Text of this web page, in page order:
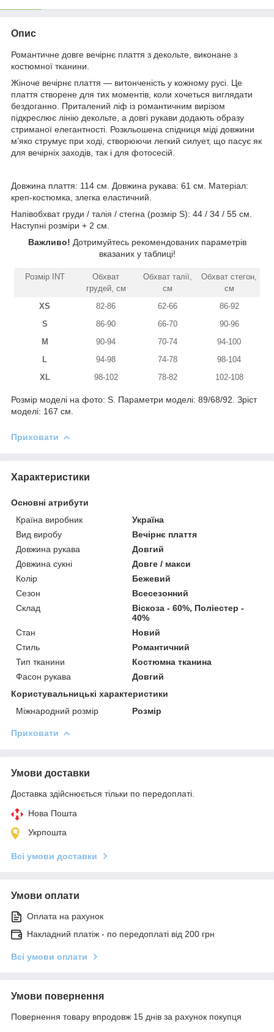
Опис
Романтичне довге вечірнє плаття з декольте, виконане з
костюмної тканини.
Жіноче вечірнє плаття — витонченість у кожному русі. Це
плаття створене для тих моментів, коли хочеться виглядати
бездоганно. Приталений ліф із романтичним вирізом
підкреслює лінію декольте, а довгі рукави додають образу
стриманої елегантності. Розкльошена спідниця міді довжини
м’яко струмує при ході, створюючи легкий силует, що пасує як
для вечірніх заходів, так і для фотосесій.
Довжина плаття: 114 см. Довжина рукава: 61 см. Матеріал:
креп-костюмка, злегка еластичний.
Напівобхват груди / талія / стегна (розмір S): 44 / 34 / 55 см.
Наступні розміри + 2 см.
Важливо! Дотримуйтесь рекомендованих параметрів
вказаних у таблиці!
Розмір INT
Обхват
грудей, см
Обхват талії,
см
Обхват стегон,
см
XS
82-86 62-66
86-92
S
86-90 66-70
90-96
M
90-94 70-74
94-100
L
94-98 74-78
98-104
XL
98-102 78-82 102-108
Розмір моделі на фото: S. Параметри моделі: 89/68/92. Зріст
моделі: 167 см.
Приховати
Характеристики
Основні атрибути
Країна виробник
Україна
Вид виробу
Вечірнє плаття
Довжина рукава
Довгий
Довжина сукні
Довге / макси
Колір
Бежевий
Сезон
Всесезонний
Склад
Віскоза - 60%, Поліестер -
40%
Стан
Новий
Стиль
Романтичний
Тип тканини
Костюмна тканина
Фасон рукава
Довгий
Користувальницькі характеристики
Міжнародний розмір
Розмір
Приховати
Умови доставки
Доставка здійснюється тільки по передоплаті.
Нова Пошта
Укрпошта
Всі умови доставки
Умови оплати
Оплата на рахунок
Накладний платіж - по передоплаті від 200 грн
Всі умови оплати
Умови повернення
Повернення товару впродовж 15 днів за рахунок покупця